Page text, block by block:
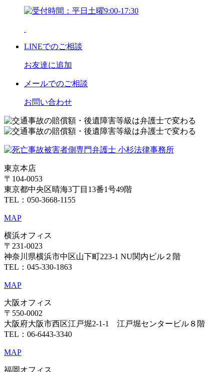
LINEでのご相談
お友達に追加
メールでのご相談
お問い合わせ
東京本店
〒104-0053
東京都中央区晴海3丁目13番1号49階
TEL：050-3668-1155
MAP
横浜オフィス
〒231-0023
神奈川県横浜市中区山下町223-1 NU関内ビル２階
TEL：045-330-1863
MAP
大阪オフィス
〒550-0002
大阪府大阪市西区江戸堀2-1-1 江戸堀センタービル８階
TEL：06-6443-3340
MAP
福岡オフィス